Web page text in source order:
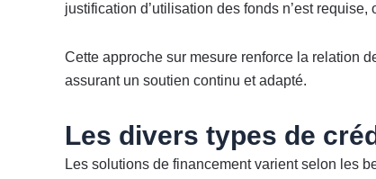
justification d’utilisation des fonds n’est requise,
Cette approche sur mesure renforce la relation
assurant un soutien continu et adapté.
Les divers types de
Les solutions de financement varient selon les